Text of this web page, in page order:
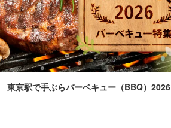
東京駅で手ぶらバーベキュー（BBQ）2026